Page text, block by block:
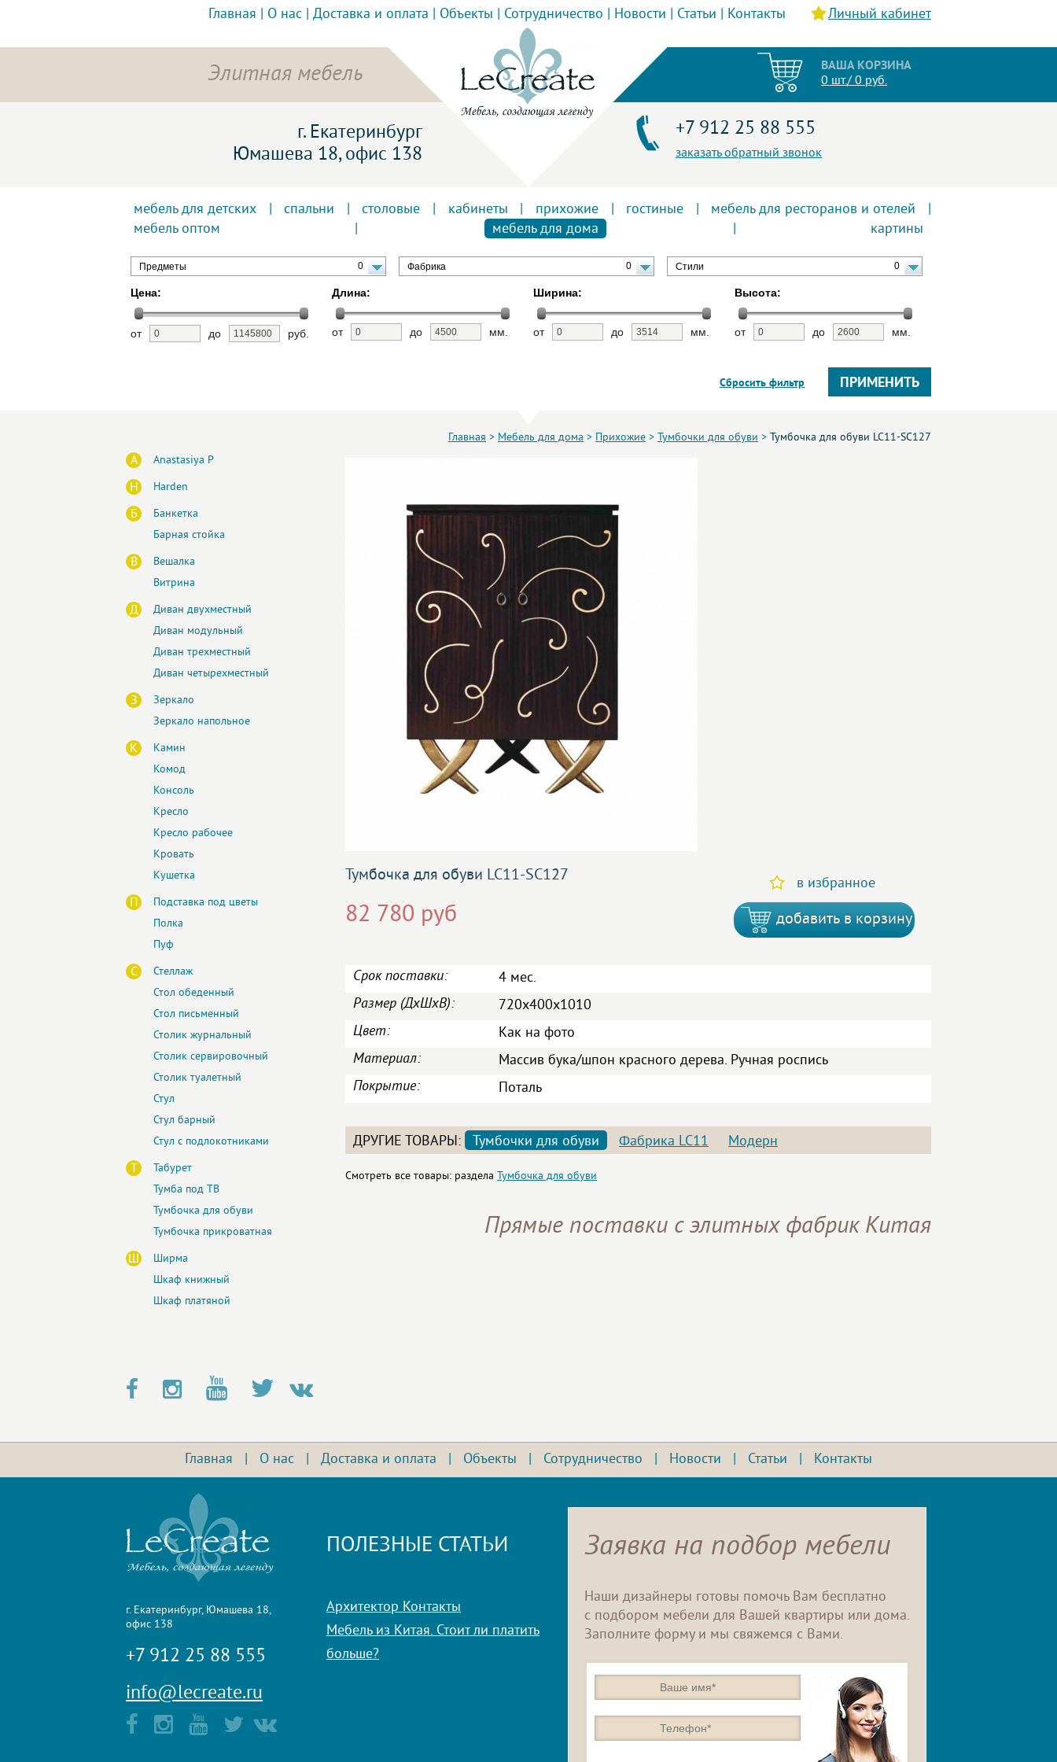
Главная О нас Доставка и оплата Объекты Сотрудничество Новости Статьи Контакты Личный кабинет
Элитная мебель
ВАША КОРЗИНА
0 шт./ 0 руб.
г. Екатеринбург
Юмашева 18, офис 138
+7 912 25 88 555
заказать обратный звонок
мебель для детских спальни столовые кабинеты прихожие гостиные мебель для ресторанов и отелей
мебель оптом
мебель для дома картины
Предметы 0 Фабрика 0 Стили 0
Цена:
от до руб.
Длина:
от до мм.
Ширина:
от до мм.
Высота:
от до мм.
ПРИМЕНИТЬ
Сбросить фильтр
A Anastasiya P
H Harden
Б
Банкетка
Барная стойка
В
Вешалка
Витрина
Д
Диван двухместный
Диван модульный
Диван трехместный
Диван четырехместный
З
Зеркало
Зеркало напольное
К
Камин
Комод
Консоль
Кресло
Кресло рабочее
Кровать
Кушетка
П
Подставка под цветы
Полка
Пуф
С
Стеллаж
Стол обеденный
Стол письменный
Столик журнальный
Столик сервировочный
Столик туалетный
Стул
Стул барный
Стул с подлокотниками
Т
Табурет
Тумба под ТВ
Тумбочка для обуви
Тумбочка прикроватная
Ш
Ширма
Шкаф книжный
Шкаф платяной
Главная > Мебель для дома > Прихожие > Тумбочки для обуви > Тумбочка для обуви LC11-SC127
в избранное
добавить в корзину
Тумбочка для обуви LC11-SC127
82 780 руб
Срок поставки:
4 мес.
Размер (ДxШxВ):
720x400x1010
Цвет:
Как на фото
Материал:
Массив бука/шпон красного дерева. Ручная роспись
Покрытие:
Поталь
ДРУГИЕ ТОВАРЫ: Тумбочки для обуви Фабрика LC11 Модерн
Смотреть все товары: раздела Тумбочка для обуви
Прямые поставки с элитных фабрик Китая
Главная О нас Доставка и оплата Объекты Сотрудничество Новости Статьи Контакты
г. Екатеринбург, Юмашева 18,
офис 138
+7 912 25 88 555
info@lecreate.ru
ПОЛЕЗНЫЕ СТАТЬИ
Архитектор Контакты
Мебель из Китая. Стоит ли платить
больше?
Заявка на подбор мебели
Наши дизайнеры готовы помочь Вам бесплатно
с подбором мебели для Вашей квартиры или дома.
Заполните форму и мы свяжемся с Вами.